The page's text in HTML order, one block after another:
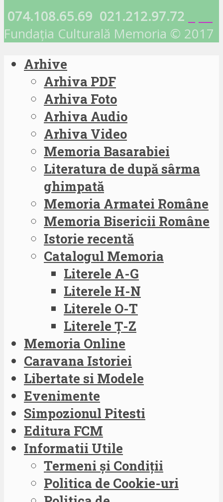
074.108.65.69 021.212.97.72
Fundația Culturală Memoria © 2017
Arhive
Arhiva PDF
Arhiva Foto
Arhiva Audio
Arhiva Video
Memoria Basarabiei
Literatura de după sârma
ghimpată
Memoria Armatei Române
Memoria Bisericii Române
Istorie recentă
Catalogul Memoria
Literele A-G
Literele H-N
Literele O-T
Literele Ț-Z
Memoria Online
Caravana Istoriei
Libertate si Modele
Evenimente
Simpozionul Pitesti
Editura FCM
Informatii Utile
Termeni și Condiții
Politica de Cookie-uri